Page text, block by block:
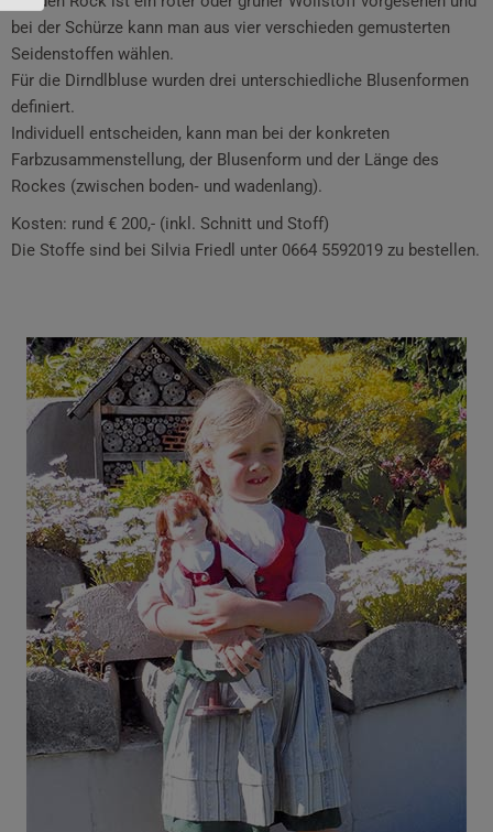
bei der Schürze kann man aus vier verschieden gemusterten
Seidenstoffen wählen.
Für die Dirndlbluse wurden drei unterschiedliche Blusenformen
definiert.
Individuell entscheiden, kann man bei der konkreten
Farbzusammenstellung, der Blusenform und der Länge des
Rockes (zwischen boden‐ und wadenlang).
Kosten: rund € 200,- (inkl. Schnitt und Stoff)
Die Stoffe sind bei Silvia Friedl unter 0664 5592019 zu bestellen.